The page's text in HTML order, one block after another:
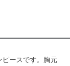
ピースです。胸元